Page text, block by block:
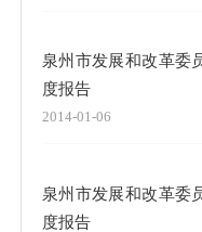
泉州市发展和改革委
度报告
2014-01-06
泉州市发展和改革委
度报告